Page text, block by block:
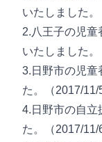
いたしました。
2.八王子の児
いたしました。
3.日野市の児童
た。（2017/11/5
4.日野市の自立
た。（2017/11/6